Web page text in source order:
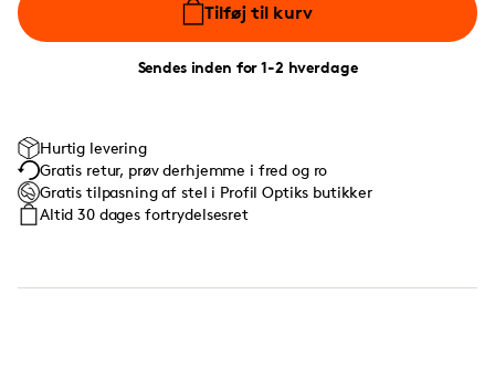
Tilføj til kurv
Sendes inden for 1-2 hverdage
Hurtig levering
Gratis retur, prøv derhjemme i fred og ro
Gratis tilpasning af stel i Profil Optiks butikker
Altid 30 dages fortrydelsesret